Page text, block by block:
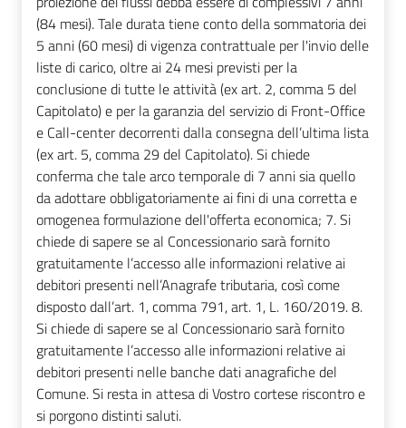
(84 mesi). Tale durata tiene conto della sommatoria dei
5 anni (60 mesi) di vigenza contrattuale per l'invio delle
liste di carico, oltre ai 24 mesi previsti per la
conclusione di tutte le attività (ex art. 2, comma 5 del
Capitolato) e per la garanzia del servizio di Front-Office
e Call-center decorrenti dalla consegna dell’ultima lista
(ex art. 5, comma 29 del Capitolato). Si chiede
conferma che tale arco temporale di 7 anni sia quello
da adottare obbligatoriamente ai fini di una corretta e
omogenea formulazione dell'offerta economica; 7. Si
chiede di sapere se al Concessionario sarà fornito
gratuitamente l’accesso alle informazioni relative ai
debitori presenti nell’Anagrafe tributaria, così come
disposto dall’art. 1, comma 791, art. 1, L. 160/2019. 8.
Si chiede di sapere se al Concessionario sarà fornito
gratuitamente l’accesso alle informazioni relative ai
debitori presenti nelle banche dati anagrafiche del
Comune. Si resta in attesa di Vostro cortese riscontro e
si porgono distinti saluti.